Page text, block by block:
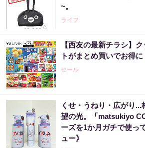
~。
ライフ
【西友の最新チラシ】
トがまとめ買いでお得に
セール
くせ・うねり・広がり
望の光。「matsukiyo
ーズを1か月ガチで使っ
ュー》